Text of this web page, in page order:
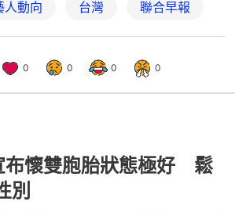
人動向 台灣 聯合早報
0 0 0 0
布懷雙胞胎狀態極好 鬆
別